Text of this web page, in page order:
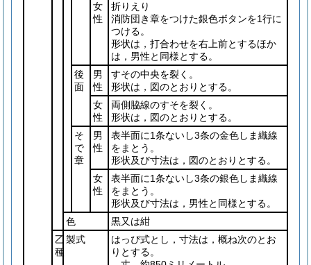
女
性
折りえり
消防団き章をつけた銀色ボタンを1行に
つける。
形状は，打合わせを右上前とするほか
は，男性と同様とする。
後
面
男
性
すその中央を裂く。
形状は，図のとおりとする。
女
性
両側脇線のすそを裂く。
形状は，図のとおりとする。
そ
で
章
男
性
表半面に1条ないし3条の金色しま織線
をまとう。
形状及び寸法は，図のとおりとする。
女
性
表半面に1条ないし3条の銀色しま織線
をまとう。
形状及び寸法は，男性と同様とする。
色
黒又は紺
乙
種
製式
はっぴ式とし，寸法は，概ね次のとお
りとする。